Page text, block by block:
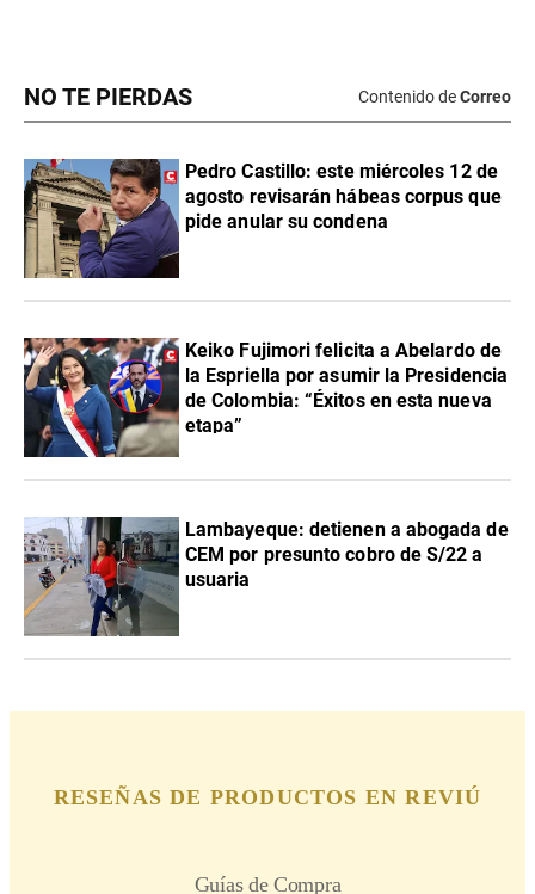
NO TE PIERDAS Contenido deCorreo
Pedro Castillo: este miércoles 12 de
agosto revisarán hábeas corpus que
pide anular su condena
Keiko Fujimori felicita a Abelardo de
la Espriella por asumir la Presidencia
de Colombia: “Éxitos en esta nueva
etapa”
Lambayeque: detienen a abogada de
CEM por presunto cobro de S/22 a
usuaria